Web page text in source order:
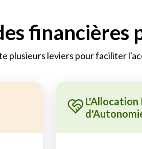
plusieurs leviers pour faciliter
L'Allocation